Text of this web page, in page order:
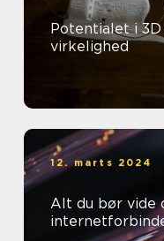
Potentialet i
virkelighed
12. marts 2024
Alt du bør vide